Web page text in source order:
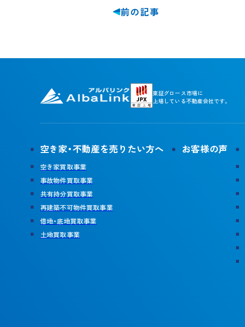
前の記事
東証グロース市場に
上場している不動産会社です。
空き家・不動産を売りたい方へ
空き家買取事業
事故物件買取事業
共有持分買取事業
再建築不可物件買取事業
借地・底地買取事業
土地買取事業
お客様の声